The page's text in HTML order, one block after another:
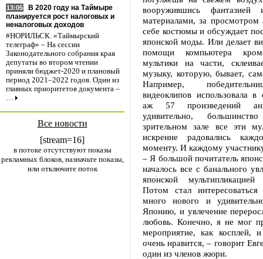
13:05
В 2020 году на Таймыре
планируется рост налоговых и
неналоговых доходов
#НОРИЛЬСК. «Таймырский
телеграф» – На сессии
Законодательного собрания края
депутаты во втором чтении
приняли бюджет-2020 и плановый
период 2021–2022 годов. Один из
главных приоритетов документа –
…
Все новости
[stream=16]
в потоке отсутствуют показы
рекламных блоков, назначьте показы,
или отключите поток
вооружившись фантазией
материалами, за просмотром
себе костюмы и обсуждает
японской моды. Или делает
помощи компьютера
мультики на части,
музыку, которую, бывает,
Например,
видеоклипов использовала в
аж 57 произведений
удивительно,
зрительном зале все эти
искренне радовались
моменту. И каждому
– Я большой почитатель
началось все с банального
японской
Потом стал интересоваться
много нового и
Японию, и увлечение
любовь. Конечно, я не мог
мероприятие, как косплей,
очень нравится, – говорит
один из членов жюри.